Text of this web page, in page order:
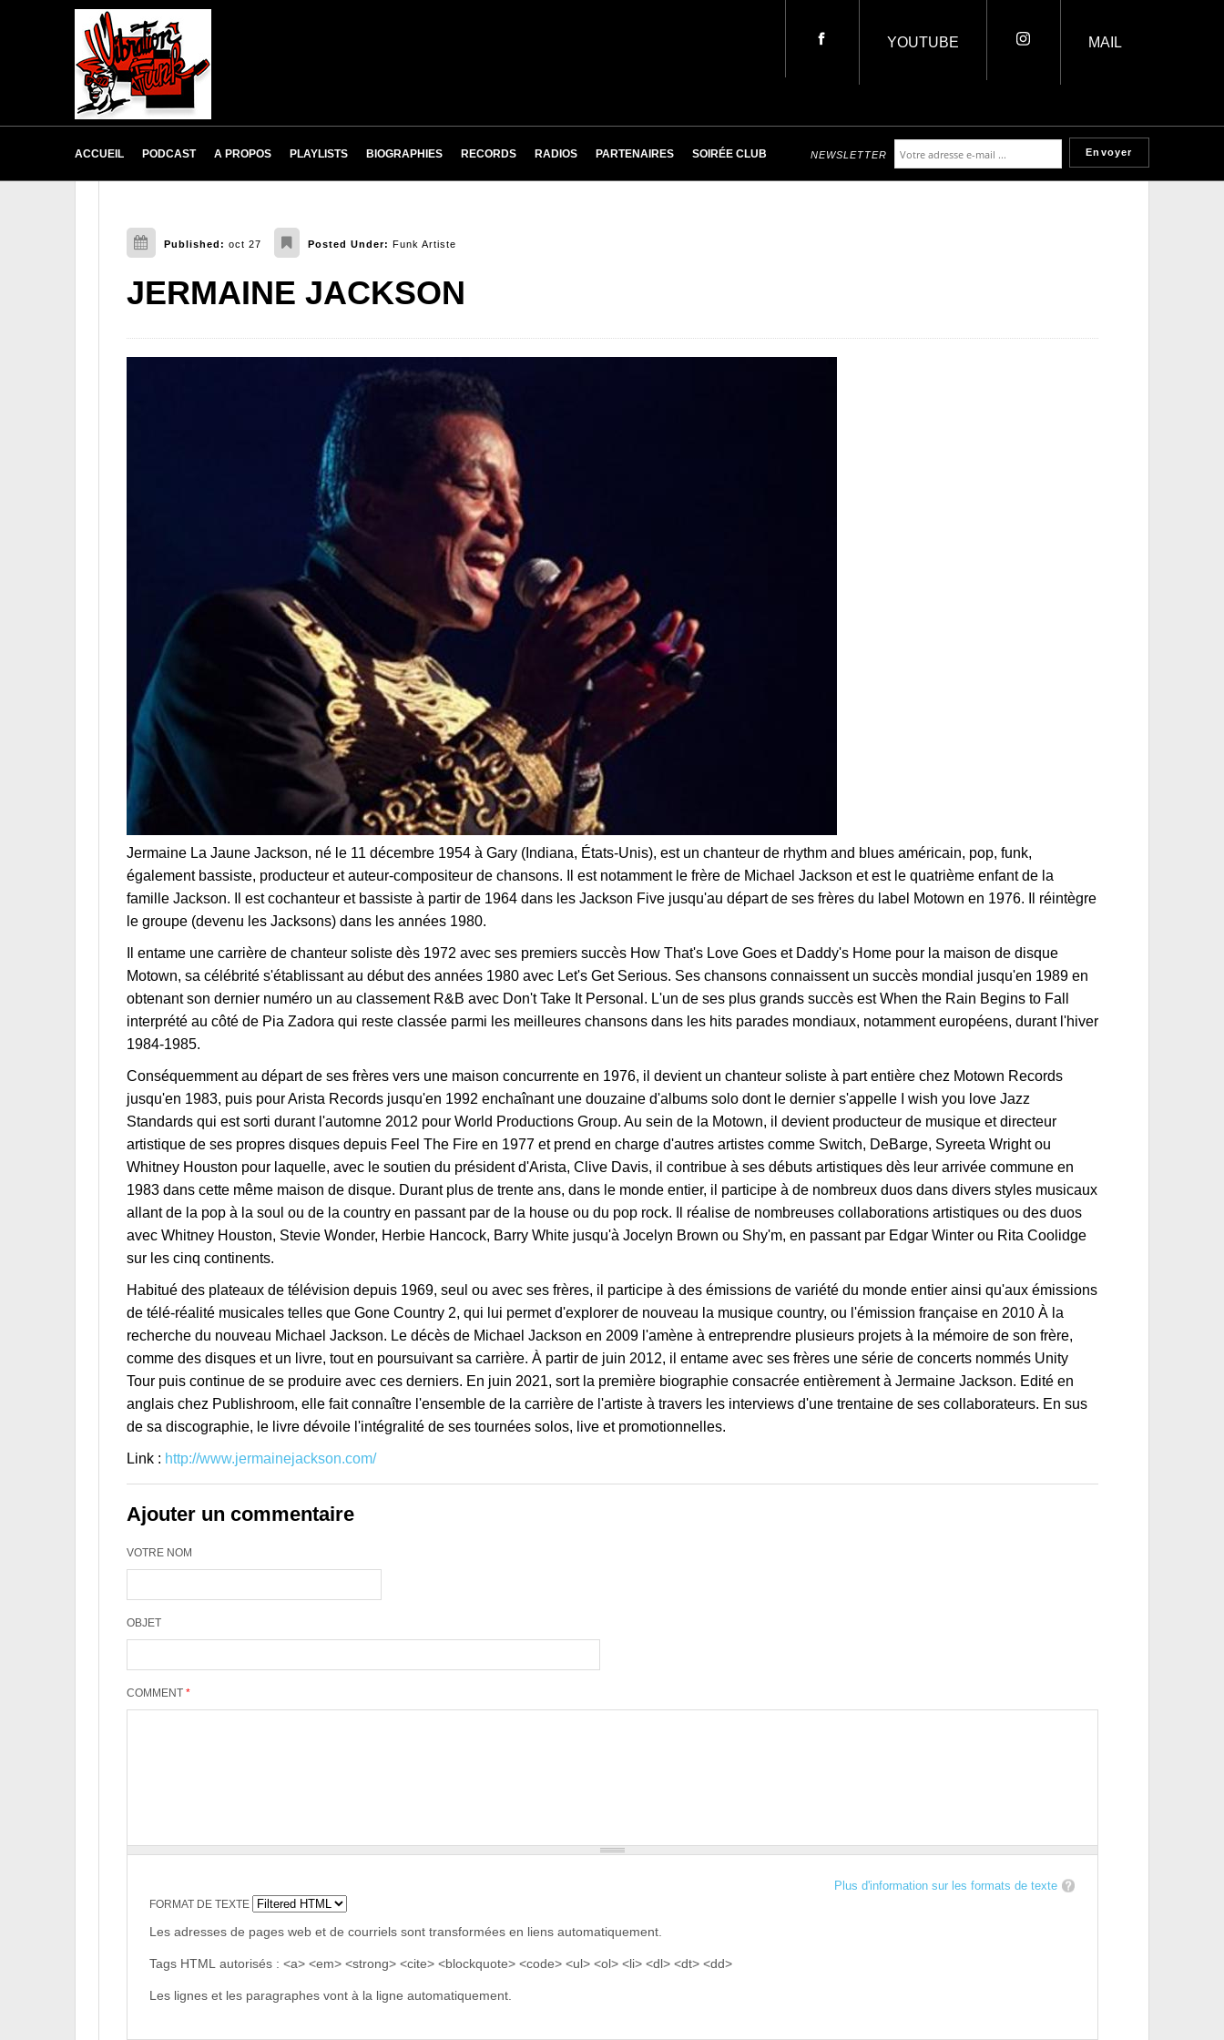
MAIL
YOUTUBE
ACCUEIL PODCAST A PROPOS PLAYLISTS BIOGRAPHIES RECORDS RADIOS PARTENAIRES SOIRÉE CLUB NEWSLETTER
Published: oct 27 Posted Under: Funk Artiste
JERMAINE JACKSON
Jermaine La Jaune Jackson, né le 11 décembre 1954 à Gary (Indiana, États-Unis), est un chanteur de rhythm and blues américain, pop, funk,
également bassiste, producteur et auteur-compositeur de chansons. Il est notamment le frère de Michael Jackson et est le quatrième enfant de la
famille Jackson. Il est cochanteur et bassiste à partir de 1964 dans les Jackson Five jusqu'au départ de ses frères du label Motown en 1976. Il réintègre
le groupe (devenu les Jacksons) dans les années 1980.
Il entame une carrière de chanteur soliste dès 1972 avec ses premiers succès How That's Love Goes et Daddy's Home pour la maison de disque
Motown, sa célébrité s'établissant au début des années 1980 avec Let's Get Serious. Ses chansons connaissent un succès mondial jusqu'en 1989 en
obtenant son dernier numéro un au classement R&B avec Don't Take It Personal. L'un de ses plus grands succès est When the Rain Begins to Fall
interprété au côté de Pia Zadora qui reste classée parmi les meilleures chansons dans les hits parades mondiaux, notamment européens, durant l'hiver
1984-1985.
Conséquemment au départ de ses frères vers une maison concurrente en 1976, il devient un chanteur soliste à part entière chez Motown Records
jusqu'en 1983, puis pour Arista Records jusqu'en 1992 enchaînant une douzaine d'albums solo dont le dernier s'appelle I wish you love Jazz
Standards qui est sorti durant l'automne 2012 pour World Productions Group. Au sein de la Motown, il devient producteur de musique et directeur
artistique de ses propres disques depuis Feel The Fire en 1977 et prend en charge d'autres artistes comme Switch, DeBarge, Syreeta Wright ou
Whitney Houston pour laquelle, avec le soutien du président d'Arista, Clive Davis, il contribue à ses débuts artistiques dès leur arrivée commune en
1983 dans cette même maison de disque. Durant plus de trente ans, dans le monde entier, il participe à de nombreux duos dans divers styles musicaux
allant de la pop à la soul ou de la country en passant par de la house ou du pop rock. Il réalise de nombreuses collaborations artistiques ou des duos
avec Whitney Houston, Stevie Wonder, Herbie Hancock, Barry White jusqu'à Jocelyn Brown ou Shy'm, en passant par Edgar Winter ou Rita Coolidge
sur les cinq continents.
Habitué des plateaux de télévision depuis 1969, seul ou avec ses frères, il participe à des émissions de variété du monde entier ainsi qu'aux émissions
de télé-réalité musicales telles que Gone Country 2, qui lui permet d'explorer de nouveau la musique country, ou l'émission française en 2010 À la
recherche du nouveau Michael Jackson. Le décès de Michael Jackson en 2009 l'amène à entreprendre plusieurs projets à la mémoire de son frère,
comme des disques et un livre, tout en poursuivant sa carrière. À partir de juin 2012, il entame avec ses frères une série de concerts nommés Unity
Tour puis continue de se produire avec ces derniers. En juin 2021, sort la première biographie consacrée entièrement à Jermaine Jackson. Edité en
anglais chez Publishroom, elle fait connaître l'ensemble de la carrière de l'artiste à travers les interviews d'une trentaine de ses collaborateurs. En sus
de sa discographie, le livre dévoile l'intégralité de ses tournées solos, live et promotionnelles.
Link : http://www.jermainejackson.com/
Ajouter un commentaire
VOTRE NOM
OBJET
COMMENT *
Plus d'information sur les formats de texte
FORMAT DE TEXTE
Les adresses de pages web et de courriels sont transformées en liens automatiquement.
Tags HTML autorisés : <a> <em> <strong> <cite> <blockquote> <code> <ul> <ol> <li> <dl> <dt> <dd>
Les lignes et les paragraphes vont à la ligne automatiquement.